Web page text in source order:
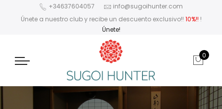
+34637604057
info@sugoihunter.com
Únete a nuestro club y recibe un descuento exclusivo!! 10%!! !
Únete!
0